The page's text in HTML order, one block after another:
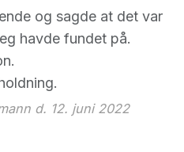
og sagde at det var
havde fundet på.
d. 12. juni 2022